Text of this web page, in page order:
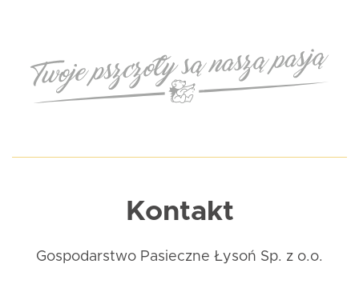
Kontakt
Gospodarstwo Pasieczne Łysoń Sp. z o.o.